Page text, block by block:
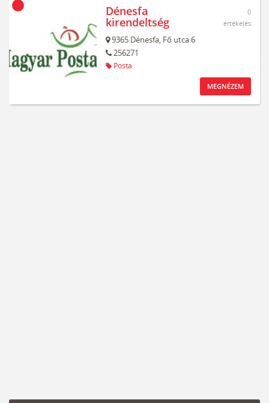
Dénesfa
kirendeltség
9365 Dénesfa, Fő utca 6
256271
Posta
0
értékelés
MEGNÉZEM